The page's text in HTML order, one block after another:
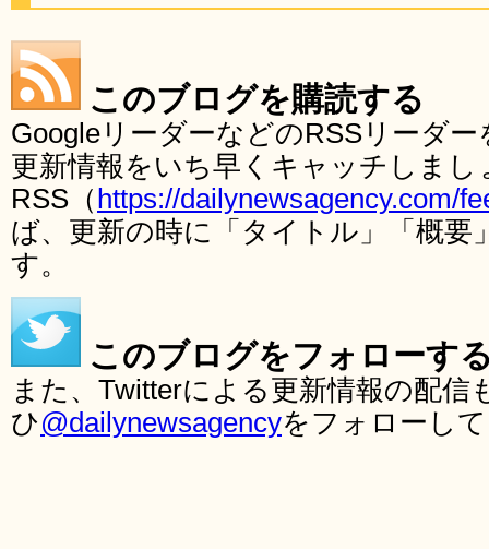
このブログを購読する
GoogleリーダーなどのRSSリーダ
更新情報をいち早くキャッチしま
RSS（ https://dailynewsagency.com/
ば、更新の時に「タイトル」「概要
す。
このブログをフォローす
また、Twitterによる更新情報の配
ひ@dailynewsagencyをフォローし